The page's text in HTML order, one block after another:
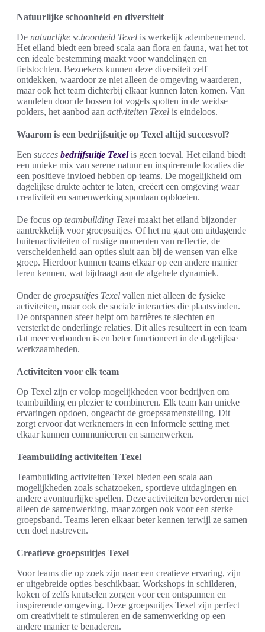
Natuurlijke schoonheid en diversiteit
De natuurlijke schoonheid Texel is werkelijk adembenemend.
Het eiland biedt een breed scala aan flora en fauna, wat het tot
een ideale bestemming maakt voor wandelingen en
fietstochten. Bezoekers kunnen deze diversiteit zelf
ontdekken, waardoor ze niet alleen de omgeving waarderen,
maar ook het team dichterbij elkaar kunnen laten komen. Van
wandelen door de bossen tot vogels spotten in de weidse
polders, het aanbod aan activiteiten Texel is eindeloos.
Waarom is een bedrijfsuitje op Texel altijd succesvol?
Een succes bedrijfsuitje Texelis geen toeval. Het eiland biedt
een unieke mix van serene natuur en inspirerende locaties die
een positieve invloed hebben op teams. De mogelijkheid om
dagelijkse drukte achter te laten, creëert een omgeving waar
creativiteit en samenwerking spontaan opbloeien.
De focus op teambuilding Texel maakt het eiland bijzonder
aantrekkelijk voor groepsuitjes. Of het nu gaat om uitdagende
buitenactiviteiten of rustige momenten van reflectie, de
verscheidenheid aan opties sluit aan bij de wensen van elke
groep. Hierdoor kunnen teams elkaar op een andere manier
leren kennen, wat bijdraagt aan de algehele dynamiek.
Onder de groepsuitjes Texel vallen niet alleen de fysieke
activiteiten, maar ook de sociale interacties die plaatsvinden.
De ontspannen sfeer helpt om barrières te slechten en
versterkt de onderlinge relaties. Dit alles resulteert in een team
dat meer verbonden is en beter functioneert in de dagelijkse
werkzaamheden.
Activiteiten voor elk team
Op Texel zijn er volop mogelijkheden voor bedrijven om
teambuilding en plezier te combineren. Elk team kan unieke
ervaringen opdoen, ongeacht de groepssamenstelling. Dit
zorgt ervoor dat werknemers in een informele setting met
elkaar kunnen communiceren en samenwerken.
Teambuilding activiteiten Texel
Teambuilding activiteiten Texel bieden een scala aan
mogelijkheden zoals schatzoeken, sportieve uitdagingen en
andere avontuurlijke spellen. Deze activiteiten bevorderen niet
alleen de samenwerking, maar zorgen ook voor een sterke
groepsband. Teams leren elkaar beter kennen terwijl ze samen
een doel nastreven.
Creatieve groepsuitjes Texel
Voor teams die op zoek zijn naar een creatieve ervaring, zijn
er uitgebreide opties beschikbaar. Workshops in schilderen,
koken of zelfs knutselen zorgen voor een ontspannen en
inspirerende omgeving. Deze groepsuitjes Texel zijn perfect
om creativiteit te stimuleren en de samenwerking op een
andere manier te benaderen.